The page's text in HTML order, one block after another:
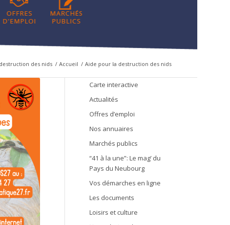
des nids / Accueil / Aide pour la destruction des nids
Carte interactive
Actualités
Offres d’emploi
Nos annuaires
Marchés publics
“41 à la une”: Le mag’ du
Pays du Neubourg
Vos démarches en ligne
Les documents
Loisirs et culture